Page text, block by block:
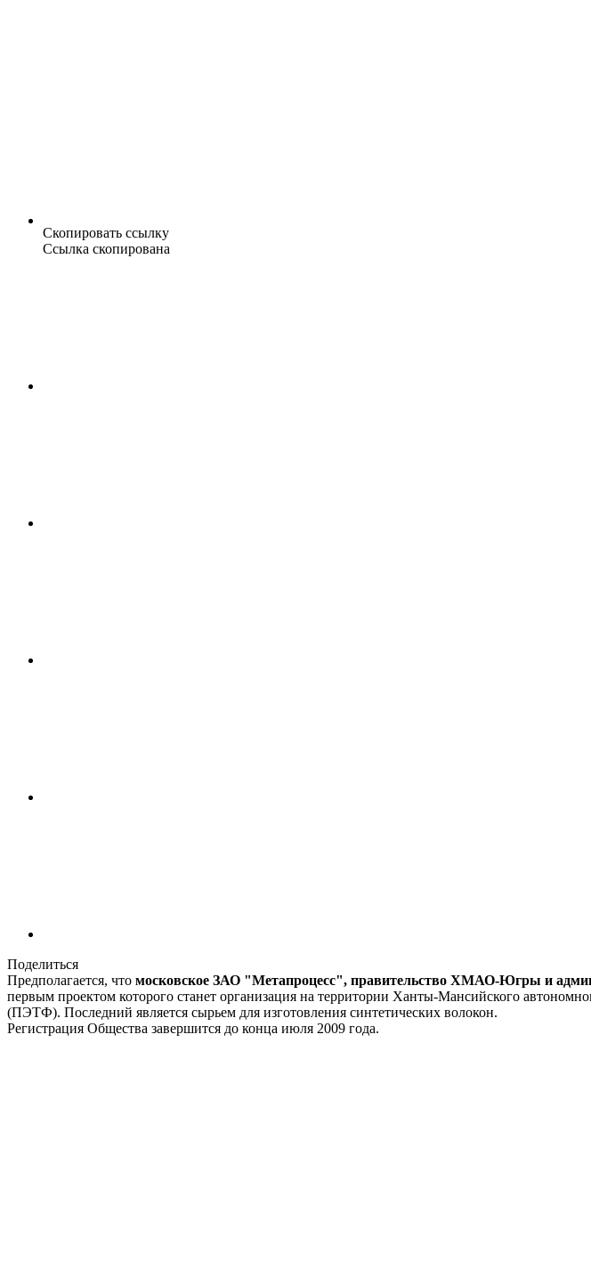
Скопировать ссылку
Ссылка скопирована
Поделиться
Предполагается, что московское ЗАО "Метапроцесс", правительство ХМАО-Югры и
первым проектом которого станет организация на территории Ханты-Мансийского
(ПЭТФ). Последний является сырьем для изготовления синтетических волокон.
Регистрация Общества завершится до конца июля 2009 года.